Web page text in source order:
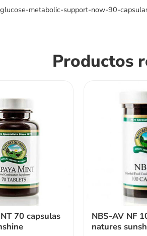
glucose-metabolic-support-now-90-
Productos
70 capsulas
NBS-AV NF
natures